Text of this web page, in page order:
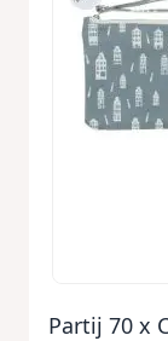
Partij 70 x